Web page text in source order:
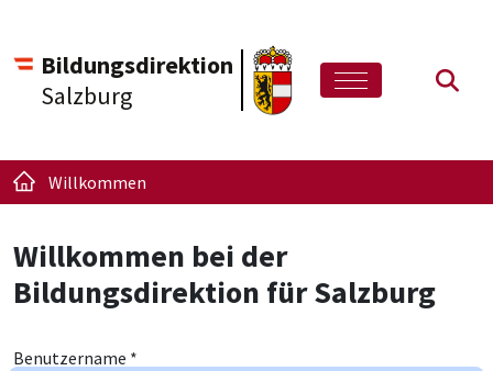
Bildungsdirektion
Salzburg
Willkommen
Willkommen bei der
Bildungsdirektion für Salzburg
Benutzername *